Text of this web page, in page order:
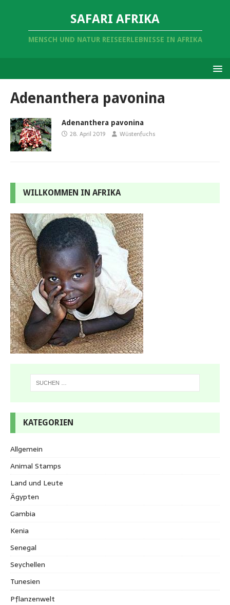
SAFARI AFRIKA
MENSCH UND NATUR REISEERLEBNISSE IN AFRIKA
Adenanthera pavonina
Adenanthera pavonina
28. April 2019 Wüstenfuchs
WILLKOMMEN IN AFRIKA
KATEGORIEN
Allgemein
Animal Stamps
Land und Leute
Ägypten
Gambia
Kenia
Senegal
Seychellen
Tunesien
Pflanzenwelt